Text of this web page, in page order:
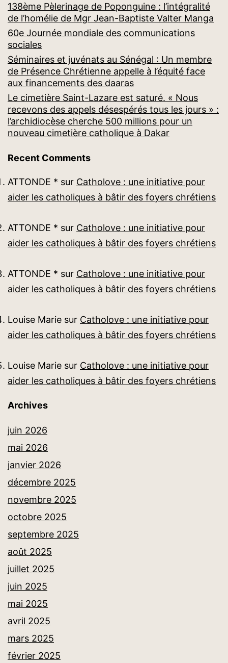
138ème Pèlerinage de Poponguine : l’intégralité
de l’homélie de Mgr Jean-Baptiste Valter Manga
60e Journée mondiale des communications
sociales
Séminaires et juvénats au Sénégal : Un membre
de Présence Chrétienne appelle à l’équité face
aux financements des daaras
Le cimetière Saint-Lazare est saturé. « Nous
recevons des appels désespérés tous les jours » :
l’archidiocèse cherche 500 millions pour un
nouveau cimetière catholique à Dakar
Recent Comments
ATTONDE * sur Catholove : une initiative pour
aider les catholiques à bâtir des foyers chrétiens
ATTONDE * sur Catholove : une initiative pour
aider les catholiques à bâtir des foyers chrétiens
ATTONDE * sur Catholove : une initiative pour
aider les catholiques à bâtir des foyers chrétiens
Louise Marie sur Catholove : une initiative pour
aider les catholiques à bâtir des foyers chrétiens
Louise Marie sur Catholove : une initiative pour
aider les catholiques à bâtir des foyers chrétiens
Archives
juin 2026
mai 2026
janvier 2026
décembre 2025
novembre 2025
octobre 2025
septembre 2025
août 2025
juillet 2025
juin 2025
mai 2025
avril 2025
mars 2025
février 2025